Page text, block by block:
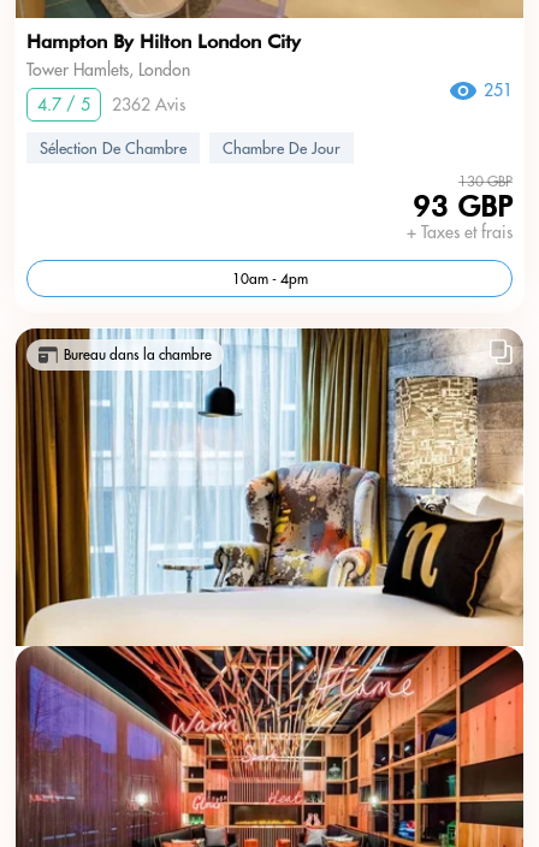
Hampton By Hilton London City
Tower Hamlets, London
4.7 / 5
2362 Avis
251
Sélection De Chambre Chambre De Jour
130 GBP
93 GBP
+ Taxes et frais
10am - 4pm
Bureau dans la chambre